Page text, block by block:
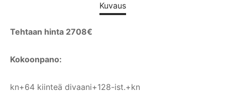
Kuvaus
Tehtaan hinta 2708€
Kokoonpano:
kn+64 kiinteä divaani+128-ist.+kn